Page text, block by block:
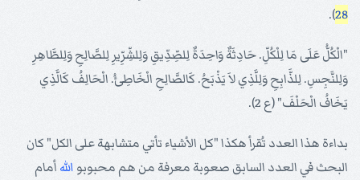
28
).
"الْكُلُّ عَلَى مَا لِلْكُلِّ. حَادِثَةٌ وَاحِدَةٌ لِلصِّدِّيقِ وَلِلشِّرِّيرِ لِلصَّالِحِ وَلِلطَّاهِرِ
وَلِلنَّجِسِ. لِلذَّابِحِ وَلِلَّذِي لاَ يَذْبَحُ. كَالصَّالِحِ الْخَاطِئُ. الْحَالِفُ كَالَّذِي
يَخَافُ الْحَلْفَ" (ع 2).
بداءة هذا العدد تُقرأ هكذا "كل الأشياء تأتي متشابهة على الكل" كان
البحث في العدد السابق صعوبة معرفة من هم محبوبو الله أمام